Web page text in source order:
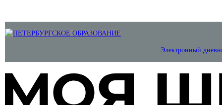
Электронный